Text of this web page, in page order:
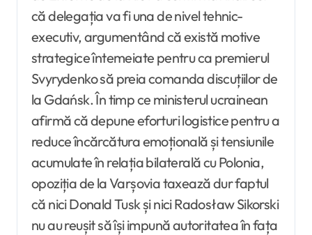
că delegația va fi una de nivel tehnic-
executiv, argumentând că există motive
strategice întemeiate pentru ca premierul
Svyrydenko să preia comanda discuțiilor de
la Gdańsk. În timp ce ministerul ucrainean
afirmă că depune eforturi logistice pentru a
reduce încărcătura emoțională și tensiunile
acumulate în relația bilaterală cu Polonia,
opoziția de la Varșovia taxează dur faptul
că nici Donald Tusk și nici Radosław Sikorski
nu au reușit să își impună autoritatea în fața